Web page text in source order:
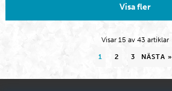
Visa fler
Visar 15 av 43 artiklar
1 2 3 NÄSTA »